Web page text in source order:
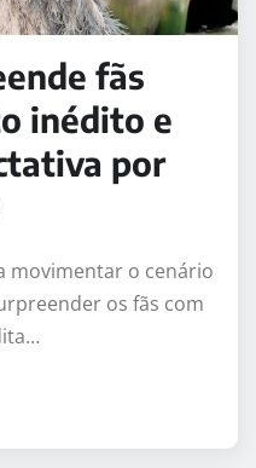
fãs
inédito e
por
movimentar o cenário
os fãs com